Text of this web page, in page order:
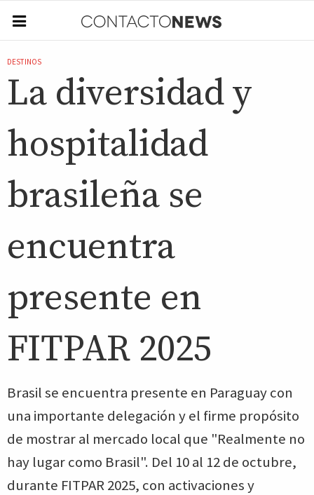
DESTINOS
La diversidad y
hospitalidad
brasileña se
encuentra
presente en
FITPAR 2025
Brasil se encuentra presente en Paraguay con
una importante delegación y el firme propósito
de mostrar al mercado local que "Realmente no
hay lugar como Brasil". Del 10 al 12 de octubre,
durante FITPAR 2025, con activaciones y